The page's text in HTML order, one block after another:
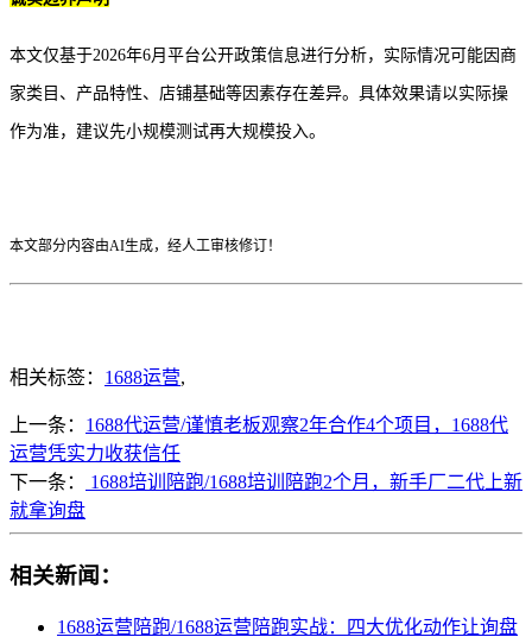
本文仅基于2026年6月平台公开政策信息进行分析，实际情况可能因商
家类目、产品特性、店铺基础等因素存在差异。具体效果请以实际操
作为准，建议先小规模测试再大规模投入。
本文部分内容由AI生成，经人工审核修订！
相关标签： 1688运营,
上一条： 1688代运营/谨慎老板观察2年合作4个项目，1688代
运营凭实力收获信任
下一条：
1688培训陪跑/1688培训陪跑2个月，新手厂二代上新
就拿询盘
相关新闻：
1688运营陪跑/1688运营陪跑实战：四大优化动作让询盘